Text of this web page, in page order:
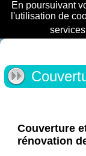
En poursuivant
l'utilisation de
Couverture
rénovation